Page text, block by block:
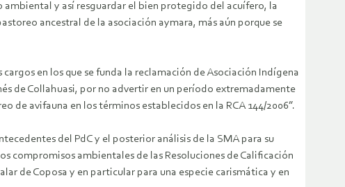
y así resguardar el bien protegido del acuífero, la
ancestral de la asociación aymara, más aún porque se
en los que se funda la reclamación de Asociación Indígena
de Collahuasi, por no advertir en un período extremadamente
avifauna en los términos establecidos en la RCA 144/2006”.
del PdC y el posterior análisis de la SMA para su
compromisos ambientales de las Resoluciones de Calificación
de Coposa y en particular para una especie carismática y en